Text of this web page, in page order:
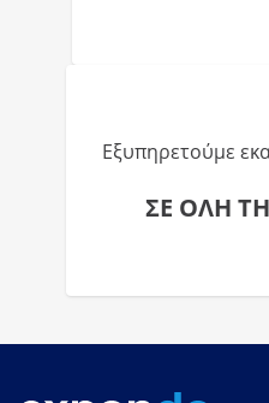
Εξυπηρετούμε
ΣΕ ΟΛΗ